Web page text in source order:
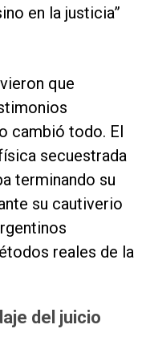
en la justicia”
que
cambió todo. El
secuestrada
terminando su
su cautiverio
reales de la
del juicio